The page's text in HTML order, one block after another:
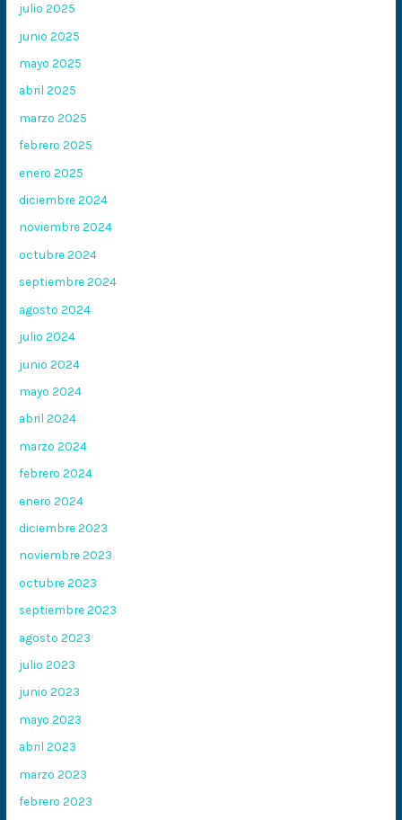
julio 2025
junio 2025
mayo 2025
abril 2025
marzo 2025
febrero 2025
enero 2025
diciembre 2024
noviembre 2024
octubre 2024
septiembre 2024
agosto 2024
julio 2024
junio 2024
mayo 2024
abril 2024
marzo 2024
febrero 2024
enero 2024
diciembre 2023
noviembre 2023
octubre 2023
septiembre 2023
agosto 2023
julio 2023
junio 2023
mayo 2023
abril 2023
marzo 2023
febrero 2023